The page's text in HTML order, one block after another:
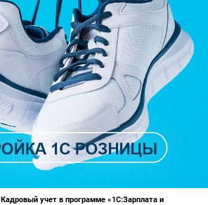
Кадровый учет в программе «1С:Зарплата и